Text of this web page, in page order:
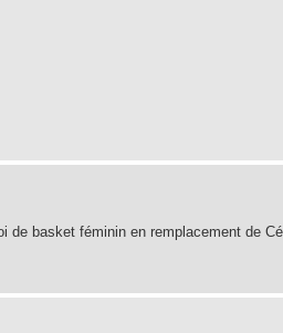
de basket féminin en remplacement de